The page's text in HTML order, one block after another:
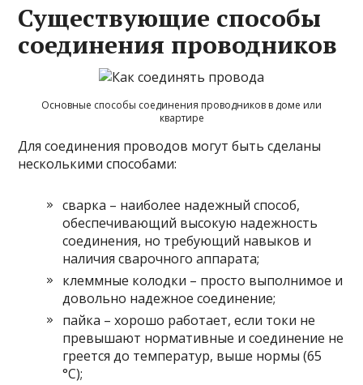
Существующие способы
соединения проводников
Основные способы соединения проводников в доме или
квартире
Для соединения проводов могут быть сделаны
несколькими способами:
сварка – наиболее надежный способ,
обеспечивающий высокую надежность
соединения, но требующий навыков и
наличия сварочного аппарата;
клеммные колодки – просто выполнимое и
довольно надежное соединение;
пайка – хорошо работает, если токи не
превышают нормативные и соединение не
греется до температур, выше нормы (65
°C);